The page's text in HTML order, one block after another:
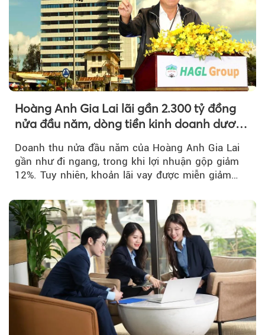
Hoàng Anh Gia Lai lãi gần 2.300 tỷ đồng
nửa đầu năm, dòng tiền kinh doanh dương
Doanh thu nửa đầu năm của Hoàng Anh Gia Lai
gần như đi ngang, trong khi lợi nhuận gộp giảm
12%. Tuy nhiên, khoản lãi vay được miễn giảm